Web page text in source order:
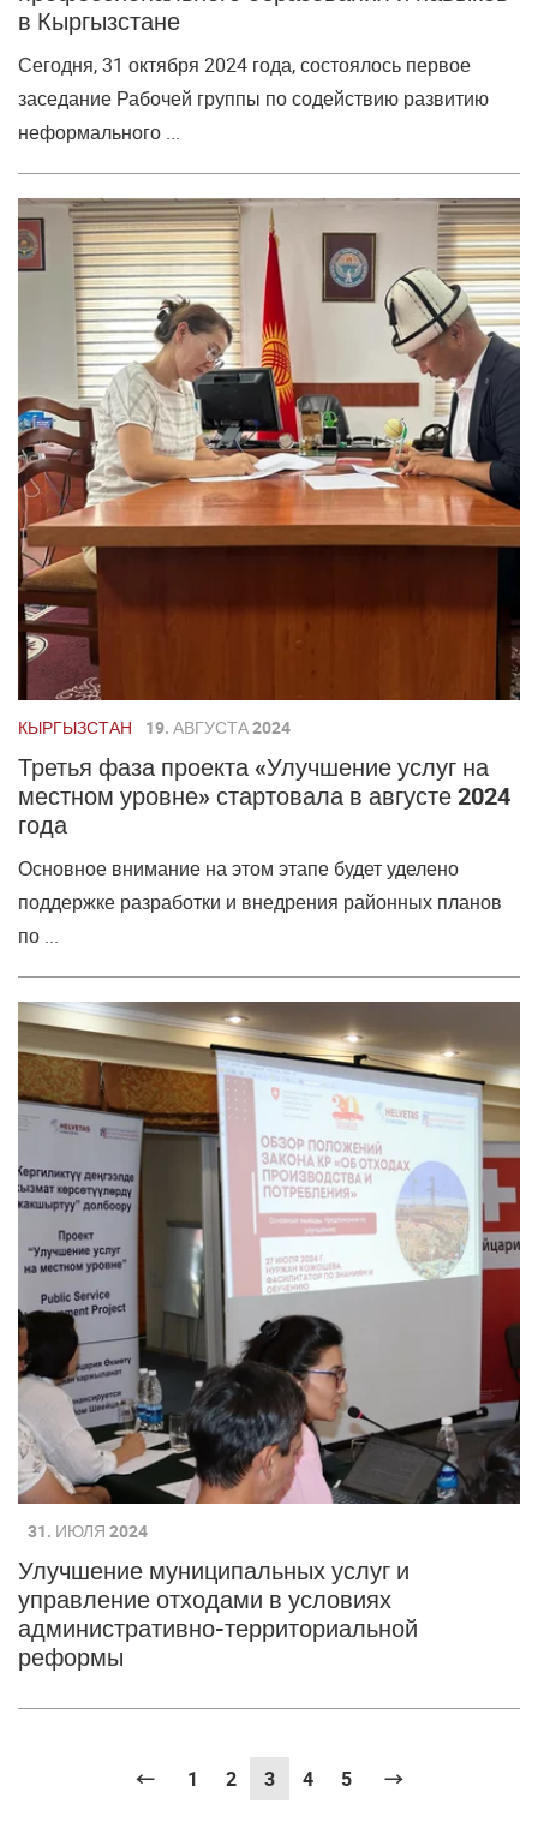
в Кыргызстане
Сегодня, 31 октября 2024 года, состоялось первое
заседание Рабочей группы по содействию развитию
неформального ...
КЫРГЫЗСТАН 19. АВГУСТА 2024
Третья фаза проекта «Улучшение услуг на
местном уровне» стартовала в августе 2024
года
Основное внимание на этом этапе будет уделено
поддержке разработки и внедрения районных планов
по ...
31. ИЮЛЯ 2024
Улучшение муниципальных услуг и
управление отходами в условиях
административно-территориальной
реформы
Pagination.Previous
1 2 3(sr.pagination.current)
4 5